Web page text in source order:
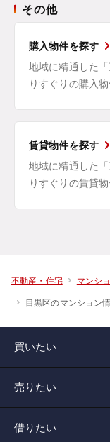
その他
購入物件を探す
地域に精通した
りすぐりの購入
賃貸物件を探す
地域に精通した
りすぐりの賃貸
不動産・住宅 マンシ
目黒区のマンション
買いたい
売りたい
借りたい